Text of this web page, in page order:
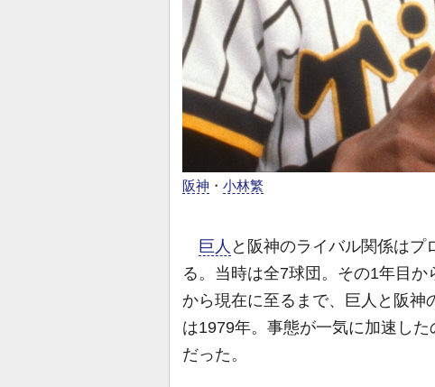
阪神 ・ 小林繁
巨人 と阪神のライバル関係は
る。当時は全7球団。その1年目
から現在に至るまで、巨人と阪神
は1979年。事態が一気に加速し
だった。